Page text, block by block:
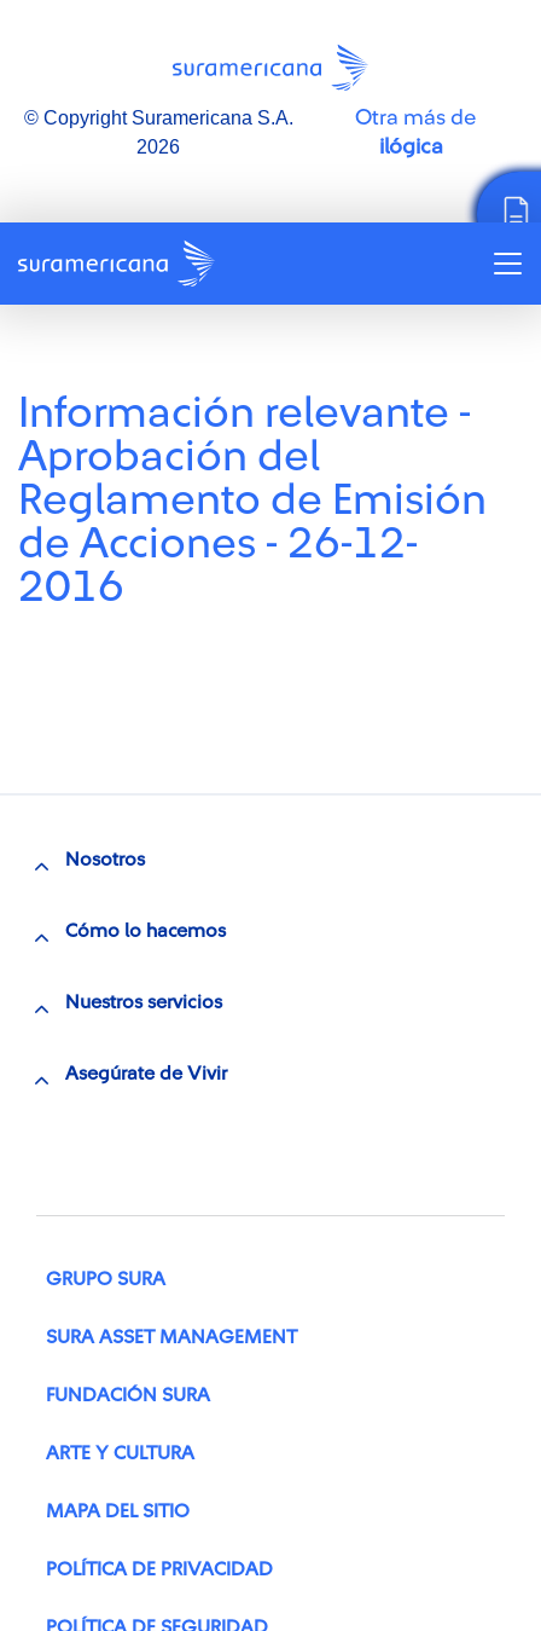
© Copyright Suramericana S.A.
2026
Otra más de
ilógica
Información relevante -
Aprobación del
Reglamento de Emisión
de Acciones - 26-12-
2016
Nosotros
Cómo lo hacemos
Nuestros servicios
Asegúrate de Vivir
GRUPO SURA
SURA ASSET MANAGEMENT
FUNDACIÓN SURA
ARTE Y CULTURA
MAPA DEL SITIO
POLÍTICA DE PRIVACIDAD